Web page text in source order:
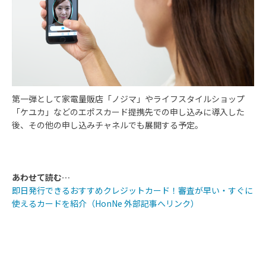
第一弾として家電量販店「ノジマ」やライフスタイルショップ
「ケユカ」などのエポスカード提携先での申し込みに導入した
後、その他の申し込みチャネルでも展開する予定。
あわせて読む…
即日発行できるおすすめクレジットカード！審査が早い・すぐに
使えるカードを紹介（HonNe 外部記事へリンク）